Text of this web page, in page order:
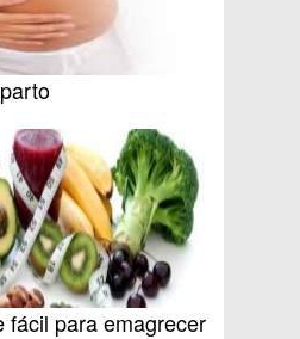
fácil para emagrecer